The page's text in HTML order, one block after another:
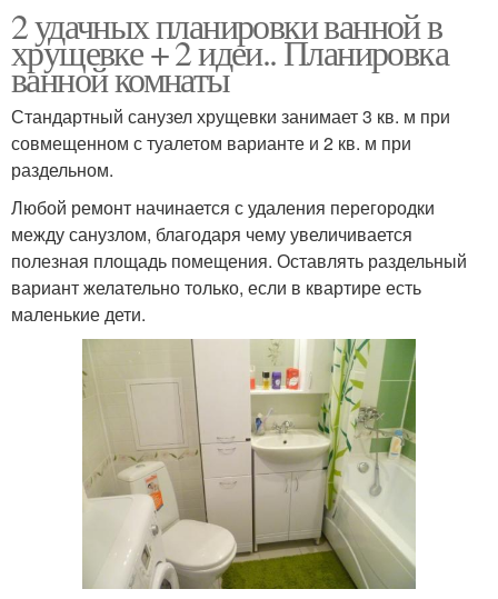
2 удачных планировки ванной в
хрущевке + 2 идеи.. Планировка
ванной комнаты
Стандартный санузел хрущевки занимает 3 кв. м при
совмещенном с туалетом варианте и 2 кв. м при
раздельном.
Любой ремонт начинается с удаления перегородки
между санузлом, благодаря чему увеличивается
полезная площадь помещения. Оставлять раздельный
вариант желательно только, если в квартире есть
маленькие дети.